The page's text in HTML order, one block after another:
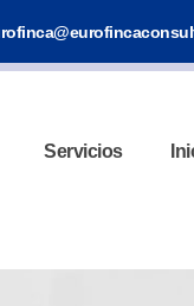
Servicios